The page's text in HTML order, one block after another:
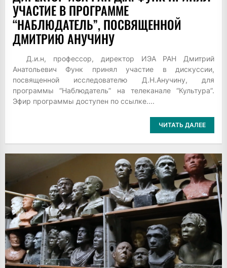
УЧАСТИЕ В ПРОГРАММЕ
“НАБЛЮДАТЕЛЬ”, ПОСВЯЩЕННОЙ
ДМИТРИЮ АНУЧИНУ
Д.и.н, профессор, директор ИЭА РАН Дмитрий
Анатольевич Функ принял участие в дискуссии,
посвященной исследователю Д.Н.Анучину, для
программы “Наблюдатель” на телеканале “Культура”.
Эфир программы доступен по ссылке....
ЧИТАТЬ ДАЛЕЕ